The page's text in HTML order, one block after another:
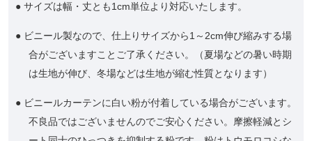
● サイズは幅・丈とも1cm単位より対応いたします。
● ビニール製なので、仕上りサイズから1～2cm伸び縮みする場
合がございますことご了承ください。（夏場などの暑い時期
は生地が伸び、冬場などは生地が縮む性質となります）
● ビニールカーテンに白い粉が付着している場合がございます。
不良品ではございませんのでご安心ください。摩擦軽減とシ